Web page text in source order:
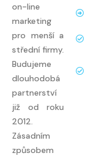
on-line
marketing
pro menší a
střední firmy.
Budujeme
dlouhodobá
partnerství
již od roku
2012.
Zásadním
způsobem